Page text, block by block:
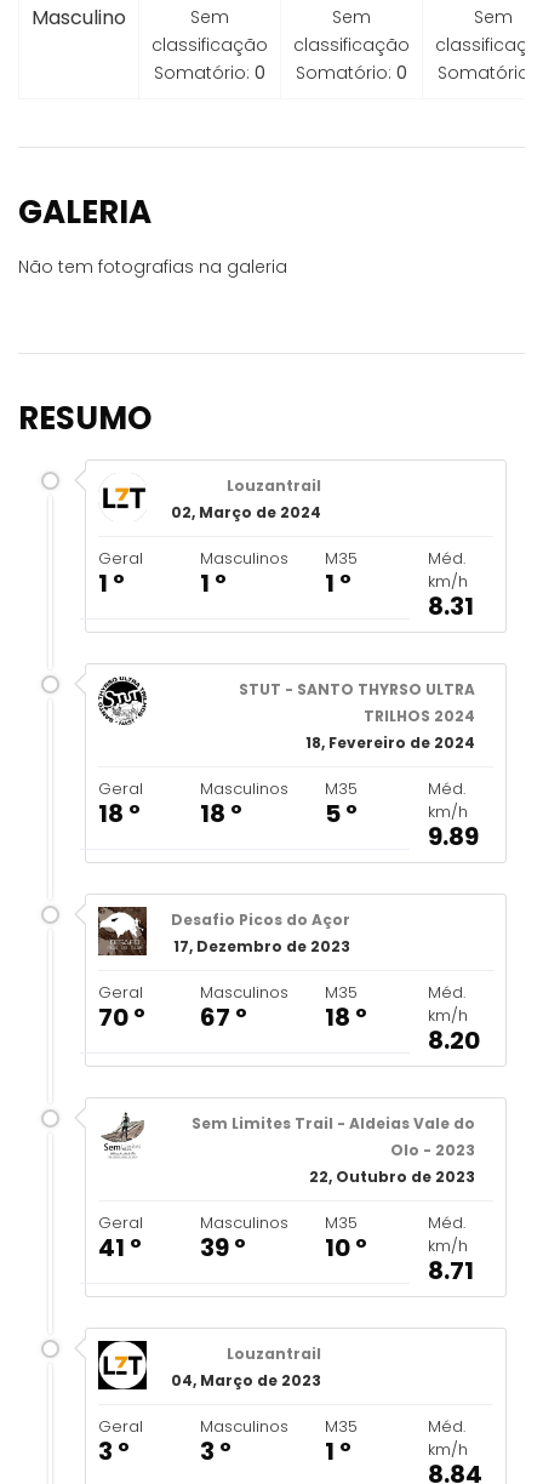
Masculino
Sem
classificação
Somatório: 0
Sem
classificação
Somatório: 0
Sem
Somatório:
GALERIA
Não tem fotografias na galeria
RESUMO
Louzantrail
02, Março de 2024
Geral
1 º
Masculinos
1 º
M35
1 º
Méd.
km/h
8.31
STUT - SANTO THYRSO ULTRA
TRILHOS 2024
18, Fevereiro de 2024
Geral
18 º
Masculinos
18 º
M35
5 º
Méd.
km/h
9.89
Desafio Picos do Açor
17, Dezembro de 2023
Geral
70 º
Masculinos
67 º
M35
18 º
Méd.
km/h
8.20
Sem Limites Trail - Aldeias Vale do
Olo - 2023
22, Outubro de 2023
Geral
41 º
Masculinos
39 º
M35
10 º
Méd.
km/h
8.71
Louzantrail
04, Março de 2023
Geral
3 º
Masculinos
3 º
M35
1 º
Méd.
km/h
8.84